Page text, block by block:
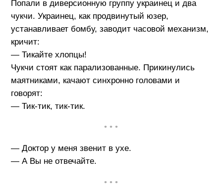
Попали в диверсионную группу украинец и два
чукчи. Украинец, как продвинутый юзер,
устанавливает бомбу, заводит часовой механизм,
кричит:
— Тикайте хлопцы!
Чукчи стоят как парализованные. Прикинулись
маятниками, качают синхронно головами и
говорят:
— Тик-тик, тик-тик.
• • •
— Доктор у меня звенит в ухе.
— А Вы не отвечайте.
• • •